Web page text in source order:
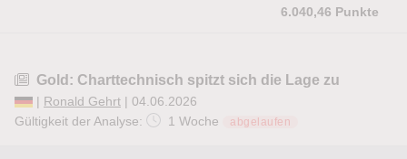
6.040,46 Punkte
Gold: Charttechnisch spitzt sich die Lage zu
| Ronald Gehrt | 04.06.2026
Gültigkeit der Analyse:
1 Woche abgelaufen